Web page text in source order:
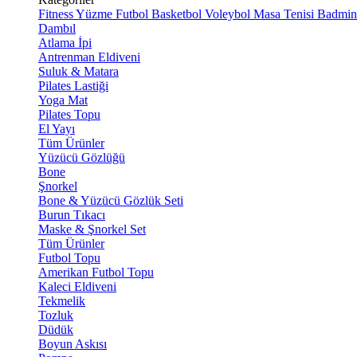
FitnessYüzme Futbol Basketbol Voleybol Masa Tenisi
Dambıl
Atlama İpi
Antrenman Eldiveni
Suluk & Matara
Pilates Lastiği
Yoga Mat
Pilates Topu
El Yayı
Tüm Ürünler
Yüzücü Gözlüğü
Bone
Şnorkel
Bone & Yüzücü Gözlük Seti
Burun Tıkacı
Maske & Şnorkel Set
Tüm Ürünler
Futbol Topu
Amerikan Futbol Topu
Kaleci Eldiveni
Tekmelik
Tozluk
Düdük
Boyun Askısı